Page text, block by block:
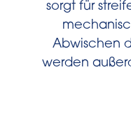
sorgt für
Abwischen
werden